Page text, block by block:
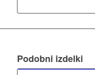
Podobni izdelki